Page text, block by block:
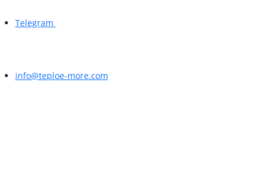
Telegram
info@teploe-more.com